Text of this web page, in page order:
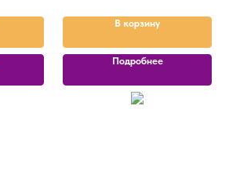
В корзину
Подробнее